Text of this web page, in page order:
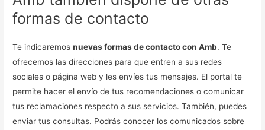
formas de contacto
Te indicaremosnuevas formas de contacto con Amb. Te
ofrecemos las direcciones para que entren a sus redes
sociales o página web y les envíes tus mensajes. El portal te
permite hacer el envío de tus recomendaciones o comunicar
tus reclamaciones respecto a sus servicios. También, puedes
enviar tus consultas. Podrás conocer los comunicados sobre